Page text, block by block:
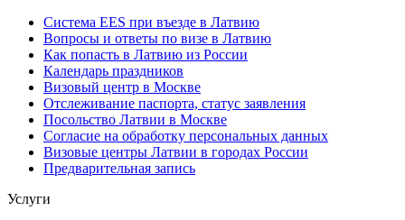
Система EES при въезде в Латвию
Вопросы и ответы по визе в Латвию
Как попасть в Латвию из России
Календарь праздников
Визовый центр в Москве
Отслеживание паспорта, статус заявления
Посольство Латвии в Москве
Согласие на обработку персональных данных
Визовые центры Латвии в городах России
Предварительная запись
Услуги